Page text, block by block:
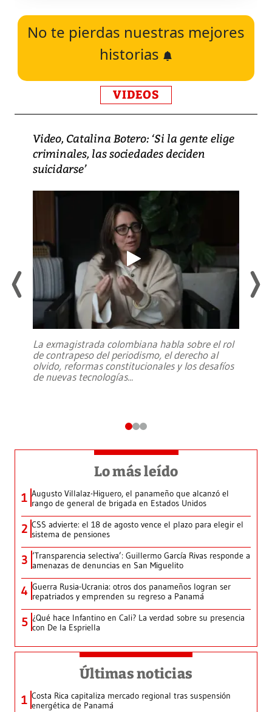
No te pierdas nuestras mejores
historias
VIDEOS
Video, Catalina Botero: ‘Si la gente elige
criminales, las sociedades deciden
suicidarse’
La exmagistrada colombiana habla sobre el rol
de contrapeso del periodismo, el derecho al
olvido, reformas constitucionales y los desafíos
de nuevas tecnologías...
Lo más leído
1 Augusto Villalaz-Higuero, el panameño que alcanzó el
rango de general de brigada en Estados Unidos
2 CSS advierte: el 18 de agosto vence el plazo para elegir el
sistema de pensiones
3 ‘Transparencia selectiva’: Guillermo García Rivas responde a
amenazas de denuncias en San Miguelito
4 Guerra Rusia-Ucrania: otros dos panameños logran ser
repatriados y emprenden su regreso a Panamá
5 ¿Qué hace Infantino en Cali? La verdad sobre su presencia
con De la Espriella
Últimas noticias
1 Costa Rica capitaliza mercado regional tras suspensión
energética de Panamá